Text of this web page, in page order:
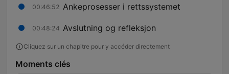
00:46:52 Ankeprosesser i rettssystemet
00:48:24 Avslutning og refleksjon
Cliquez sur un chapitre pour y accéder directement
Moments clés